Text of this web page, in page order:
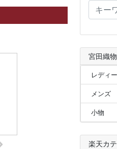
宮田織
レディ
メンズ
小物
楽天カ